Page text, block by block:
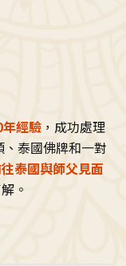
經驗 ，成功處理
、泰國佛牌和一對
泰國與師父見面
。